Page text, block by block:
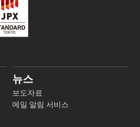
뉴스
보도자료
메일 알림 서비스